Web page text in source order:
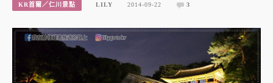
KR首爾／仁川景點 LILY 2014-09-22 3